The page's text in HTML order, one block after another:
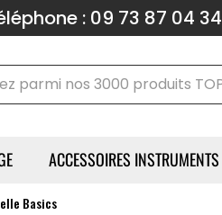
: 09 73 87 04 34
ACCESSOIRES INSTRUMENTS
Basics